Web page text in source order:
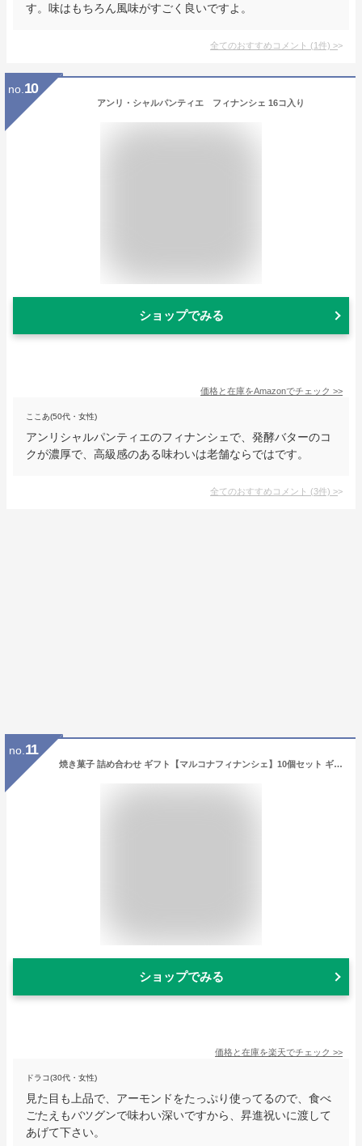
す。味はもちろん風味がすごく良いですよ。
全てのおすすめコメント (1件) >
no. 10
アンリ・シャルパンティエ フィナンシェ 16コ入り
ショップでみる
価格と在庫をAmazonでチェック >>
ここあ(50代・女性)
アンリシャルパンティエのフィナンシェで、発酵バターのコ
クが濃厚で、高級感のある味わいは老舗ならではです。
全てのおすすめコメント (3件) >
no. 11
焼き菓子 詰め合わせ ギフト【マルコナフィナンシェ】10個セット ギフト箱お菓子 プレゼント 手土産 母の日 手土産 内祝い 手作り 誕生日 贈り物 お見舞い お祝いに 出産祝い お中元 お返し 御歳暮 入学祝い 入社祝い 日持ち1週間以上 景品
ショップでみる
価格と在庫を楽天でチェック >>
ドラコ(30代・女性)
見た目も上品で、アーモンドをたっぷり使ってるので、食べ
ごたえもバツグンで味わい深いですから、昇進祝いに渡して
あげて下さい。